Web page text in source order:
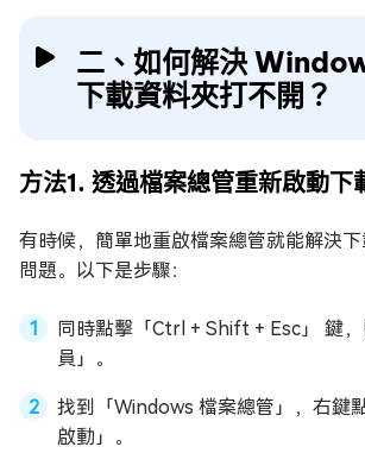
二、如何解決
下載資料夾打不開？
方法1. 透過檔案總管重新啟動下
有時候，簡單地重啟檔案總管就能解決
問題。以下是步驟：
同時點擊「Ctrl + Shift + Esc」 鍵
員」。
找到「Windows 檔案總管」，右鍵
啟動」。